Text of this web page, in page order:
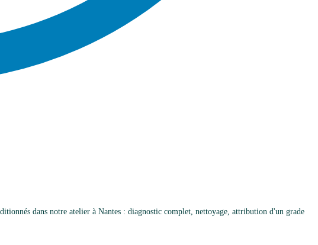
dans notre atelier à Nantes : diagnostic complet, nettoyage, attribution d'un grade